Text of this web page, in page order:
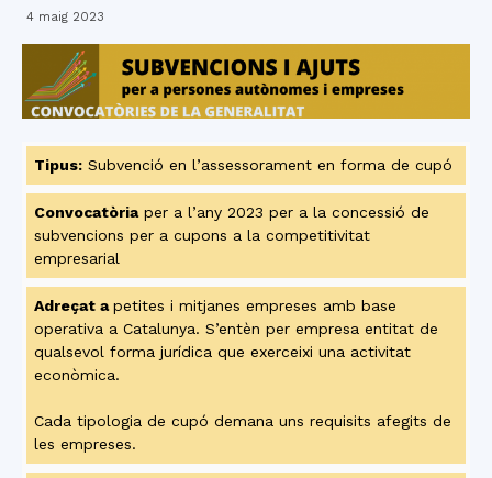
4 maig 2023
Tipus: Subvenció en l’assessorament en forma de cupó
Convocatòriaper a l’any 2023 per a la concessió de
subvencions per a cupons a la competitivitat
empresarial
Adreçat apetites i mitjanes empreses amb base
operativa a Catalunya. S’entèn per empresa entitat de
qualsevol forma jurídica que exerceixi una activitat
econòmica.
Cada tipologia de cupó demana uns requisits afegits de
les empreses.